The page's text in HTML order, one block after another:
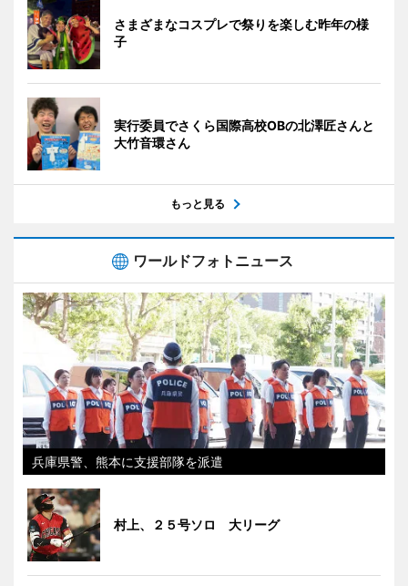
さまざまなコスプレで祭りを楽しむ昨年の様
子
実行委員でさくら国際高校OBの北澤匠さんと
大竹音環さん
もっと見る
ワールドフォトニュース
兵庫県警、熊本に支援部隊を派遣
村上、２５号ソロ 大リーグ